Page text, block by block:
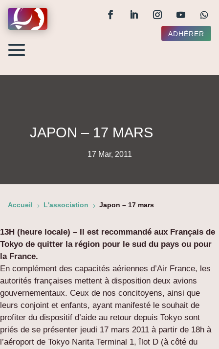
ADHÉRER
JAPON – 17 MARS
17 Mar, 2011
Accueil 5 L'association 5 Japon – 17 mars
13H (heure locale) – Il est recommandé aux Français de
Tokyo de quitter la région pour le sud du pays ou pour
la France.
En complément des capacités aériennes d’Air France, les
autorités françaises mettent à disposition deux avions
gouvernementaux. Ceux de nos concitoyens, ainsi que
leurs conjoint et enfants, ayant manifesté le souhait de
profiter du dispositif d’aide au retour depuis Tokyo sont
priés de se présenter jeudi 17 mars 2011 à partir de 18h à
l’aéroport de Tokyo Narita Terminal 1, îlot D (à côté du